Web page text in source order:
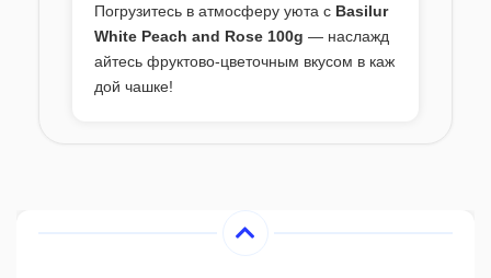
Погрузитесь в атмосферу уюта с Basilur
White Peach and Rose 100g — наслажд
айтесь фруктово-цветочным вкусом в каж
дой чашке!